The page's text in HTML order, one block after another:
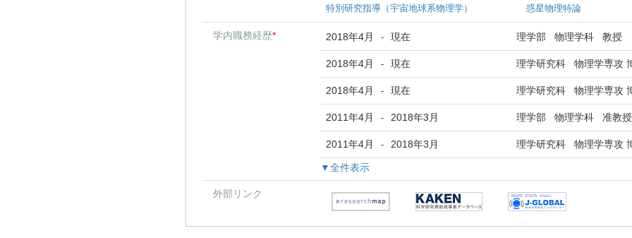
特別研究指導（宇宙地球系物理学）
惑星物理特論
学内職務経歴* 2018年4月 - 現在 理学部 物理学科 教授
2018年4月 - 現在 理学研究科 物理学専攻
2018年4月 - 現在 理学研究科 物理学専攻
2011年4月 - 2018年3月 理学部 物理学科 准教授
2011年4月 - 2018年3月 理学研究科 物理学専攻
▼全件表示
外部リンク